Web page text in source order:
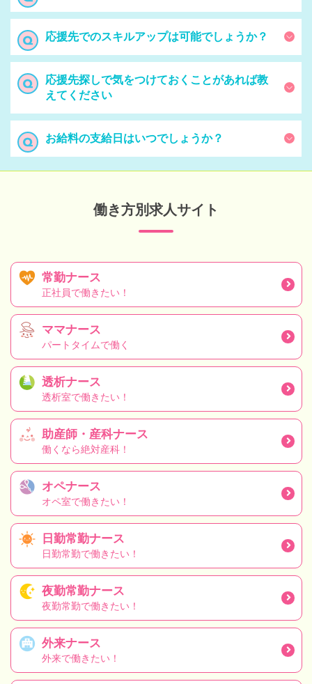
応援先でのスキルアップは可能でしょうか？
応援先探しで気をつけておくことがあれば教
えてください
お給料の支給日はいつでしょうか？
働き方別求人サイト
常勤ナース
正社員で働きたい！
ママナース
パートタイムで働く
透析ナース
透析室で働きたい！
助産師・産科ナース
働くなら絶対産科！
オペナース
オペ室で働きたい！
日勤常勤ナース
日勤常勤で働きたい！
夜勤常勤ナース
夜勤常勤で働きたい！
外来ナース
外来で働きたい！